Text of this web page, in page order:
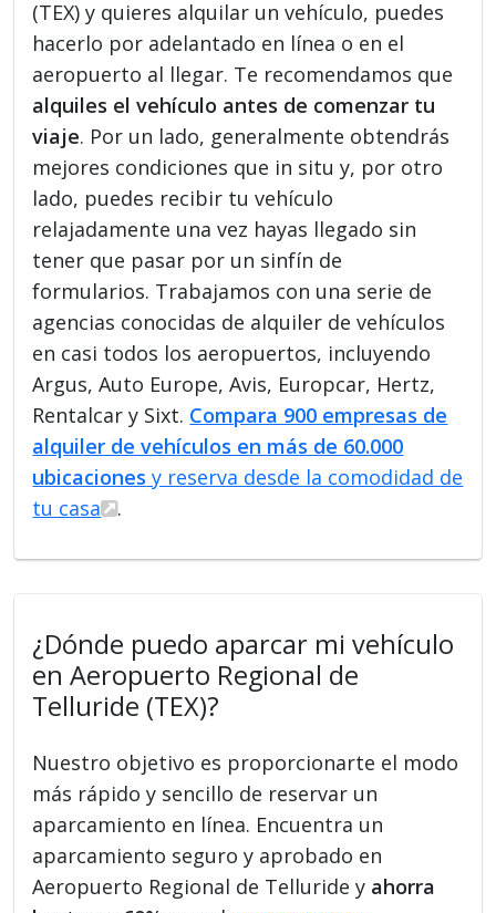
(TEX) y quieres alquilar un vehículo, puedes
hacerlo por adelantado en línea o en el
aeropuerto al llegar. Te recomendamos que
alquiles el vehículo antes de comenzar tu
viaje. Por un lado, generalmente obtendrás
mejores condiciones que in situ y, por otro
lado, puedes recibir tu vehículo
relajadamente una vez hayas llegado sin
tener que pasar por un sinfín de
formularios. Trabajamos con una serie de
agencias conocidas de alquiler de vehículos
en casi todos los aeropuertos, incluyendo
Argus, Auto Europe, Avis, Europcar, Hertz,
Rentalcar y Sixt. Compara 900 empresas de
alquiler de vehículos en más de 60.000
ubicaciones y reserva desde la comodidad de
tu casa
.
¿Dónde puedo aparcar mi vehículo
en Aeropuerto Regional de
Telluride (TEX)?
Nuestro objetivo es proporcionarte el modo
más rápido y sencillo de reservar un
aparcamiento en línea. Encuentra un
aparcamiento seguro y aprobado en
Aeropuerto Regional de Telluride y ahorra